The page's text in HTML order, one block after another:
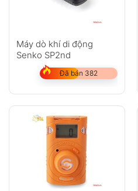
Máy dò khí di động
Senko SP2nd
Đã bán 382